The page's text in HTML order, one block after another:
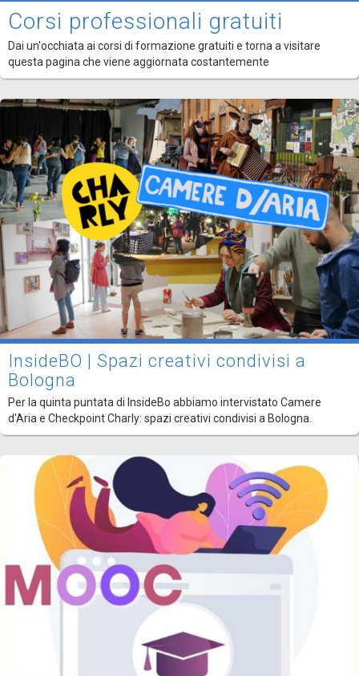
Corsi professionali gratuiti
Dai un'occhiata ai corsi di formazione gratuiti e torna a visitare
questa pagina che viene aggiornata costantemente
InsideBO | Spazi creativi condivisi a
Bologna
Per la quinta puntata di InsideBo abbiamo intervistato Camere
d'Aria e Checkpoint Charly: spazi creativi condivisi a Bologna.